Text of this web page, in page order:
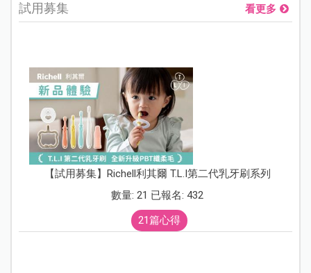
試用募集 看更多
【試用募集】Richell利其爾 T.L.I第二代乳牙刷系列
數量: 21 已報名: 432
21篇心得